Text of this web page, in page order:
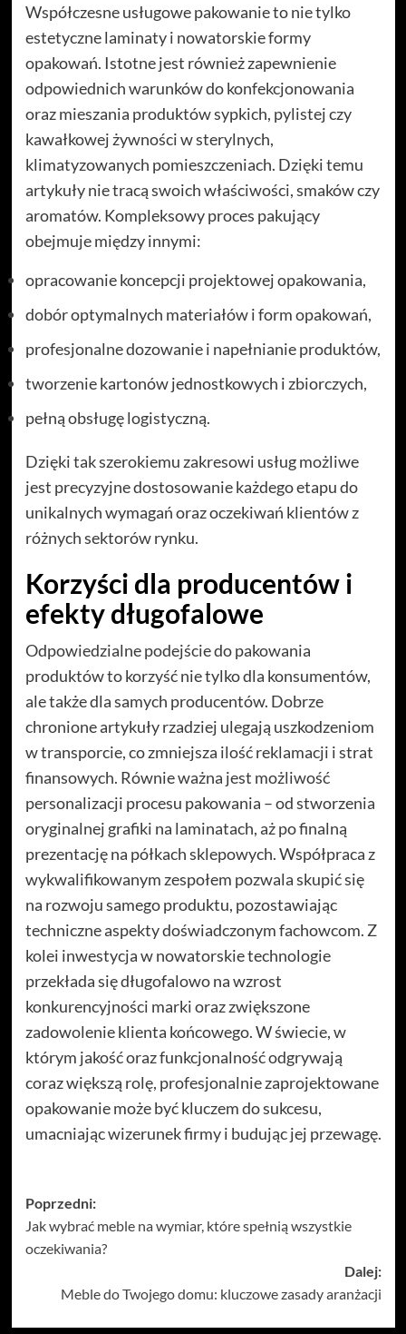
Współczesne usługowe pakowanie to nie tylko
estetyczne laminaty i nowatorskie formy
opakowań. Istotne jest również zapewnienie
odpowiednich warunków do konfekcjonowania
oraz mieszania produktów sypkich, pylistej czy
kawałkowej żywności w sterylnych,
klimatyzowanych pomieszczeniach. Dzięki temu
artykuły nie tracą swoich właściwości, smaków czy
aromatów. Kompleksowy proces pakujący
obejmuje między innymi:
opracowanie koncepcji projektowej opakowania,
dobór optymalnych materiałów i form opakowań,
profesjonalne dozowanie i napełnianie produktów,
tworzenie kartonów jednostkowych i zbiorczych,
pełną obsługę logistyczną.
Dzięki tak szerokiemu zakresowi usług możliwe
jest precyzyjne dostosowanie każdego etapu do
unikalnych wymagań oraz oczekiwań klientów z
różnych sektorów rynku.
Korzyści dla producentów i
efekty długofalowe
Odpowiedzialne podejście do pakowania
produktów to korzyść nie tylko dla konsumentów,
ale także dla samych producentów. Dobrze
chronione artykuły rzadziej ulegają uszkodzeniom
w transporcie, co zmniejsza ilość reklamacji i strat
finansowych. Równie ważna jest możliwość
personalizacji procesu pakowania – od stworzenia
oryginalnej grafiki na laminatach, aż po finalną
prezentację na półkach sklepowych. Współpraca z
wykwalifikowanym zespołem pozwala skupić się
na rozwoju samego produktu, pozostawiając
techniczne aspekty doświadczonym fachowcom. Z
kolei inwestycja w nowatorskie technologie
przekłada się długofalowo na wzrost
konkurencyjności marki oraz zwiększone
zadowolenie klienta końcowego. W świecie, w
którym jakość oraz funkcjonalność odgrywają
coraz większą rolę, profesjonalnie zaprojektowane
opakowanie może być kluczem do sukcesu,
umacniając wizerunek firmy i budując jej przewagę.
Zobacz
wpisy
Poprzedni:
Jak wybrać meble na wymiar, które spełnią wszystkie
oczekiwania?
Dalej:
Meble do Twojego domu: kluczowe zasady aranżacji